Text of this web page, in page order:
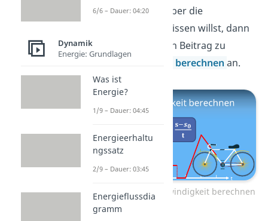
Wenn du mehr über die
Berechnungen wissen willst, dann
schau dir unseren Beitrag zu
Geschwindigkeit berechnen an.
Zum Video: Geschwindigkeit berechnen
6/6 – Dauer: 04:20
Dynamik
Energie: Grundlagen
Was ist
Energie?
1/9 – Dauer: 04:45
Energieerhaltu
ngssatz
2/9 – Dauer: 03:45
Energieflussdia
gramm